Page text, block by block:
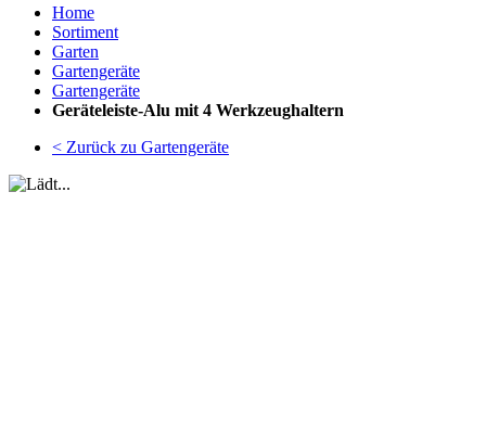
Home
Sortiment
Garten
Gartengeräte
Gartengeräte
Geräteleiste-Alu mit 4 Werkzeughaltern
< Zurück zu Gartengeräte